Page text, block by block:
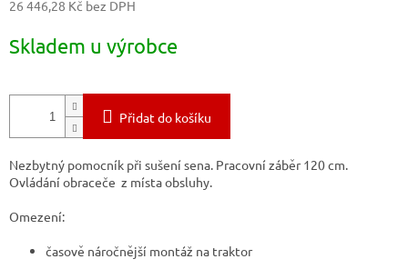
26 446,28 Kč bez DPH
cena:
Skladem u výrobce
Přidat do košíku
Nezbytný pomocník při sušení sena. Pracovní záběr 120 cm.
Ovládání obraceče z místa obsluhy.
Omezení:
časově náročnější montáž na traktor